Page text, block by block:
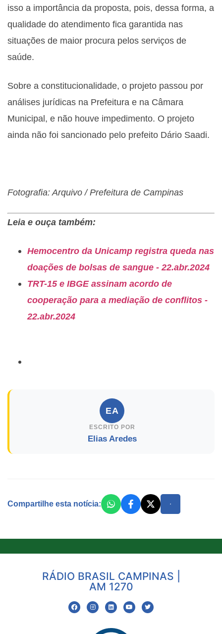
isso a importância da proposta, pois, dessa forma, a
qualidade do atendimento fica garantida nas
situações de maior procura pelos serviços de
saúde.
Sobre a constitucionalidade, o projeto passou por
análises jurídicas na Prefeitura e na Câmara
Municipal, e não houve impedimento. O projeto
ainda não foi sancionado pelo prefeito Dário Saadi.
Fotografia: Arquivo / Prefeitura de Campinas
Leia e ouça também:
Hemocentro da Unicamp registra queda nas
doações de bolsas de sangue - 22.abr.2024
TRT-15 e IBGE assinam acordo de
cooperação para a mediação de conflitos -
22.abr.2024
EA
ESCRITO POR
Elias Aredes
Compartilhe esta notícia:
RÁDIO BRASIL CAMPINAS |
AM 1270